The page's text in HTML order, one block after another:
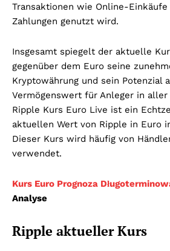
Transaktionen wie Online-
Zahlungen genutzt wird.
Insgesamt spiegelt der aktuelle
gegenüber dem Euro seine
Kryptowährung und sein Potenzial
Vermögenswert für Anleger in aller
Ripple Kurs Euro Live ist ein
aktuellen Wert von Ripple in Euro
Dieser Kurs wird häufig von
verwendet.
Kurs Euro Prognoza
Analyse
Ripple aktueller Kurs